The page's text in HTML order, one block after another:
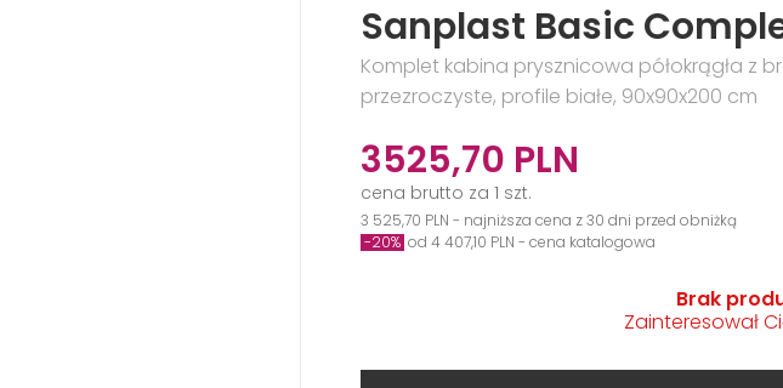
Sanplast Basic
Komplet kabina prysznicowa półokrągła z
przezroczyste, profile białe, 90x90x200 cm
3525,70 PLN
cena brutto za 1 szt.
3 525,70 PLN - najniższa cena z 30 dni przed obniżką
-20% od 4 407,10 PLN - cena katalogowa
Brak
Zainteresował